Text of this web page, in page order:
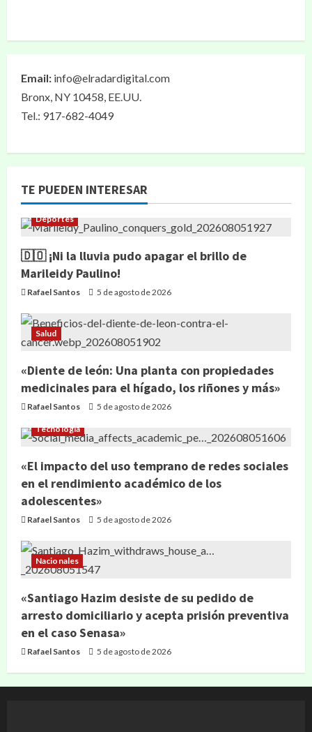
Email: info@elradardigital.com
Bronx, NY 10458, EE.UU.
Tel.: 917-682-4049
TE PUEDEN INTERESAR
Deportes
🇩🇴 ¡Ni la lluvia pudo apagar el brillo de
Marileidy Paulino!
Rafael Santos 5 de agosto de 2026
Salud
«Diente de león: Una planta con propiedades
medicinales para el hígado, los riñones y más»
Rafael Santos 5 de agosto de 2026
Tecnología
«El impacto del uso temprano de redes sociales
en el rendimiento académico de los
adolescentes»
Rafael Santos 5 de agosto de 2026
Nacionales
«Santiago Hazim desiste de su pedido de
arresto domiciliario y acepta prisión preventiva
en el caso Senasa»
Rafael Santos 5 de agosto de 2026